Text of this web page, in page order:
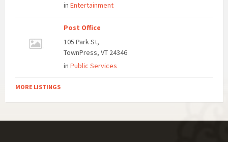
in Entertainment
Post Office
105 Park St,
TownPress, VT 24346
in Public Services
MORE LISTINGS